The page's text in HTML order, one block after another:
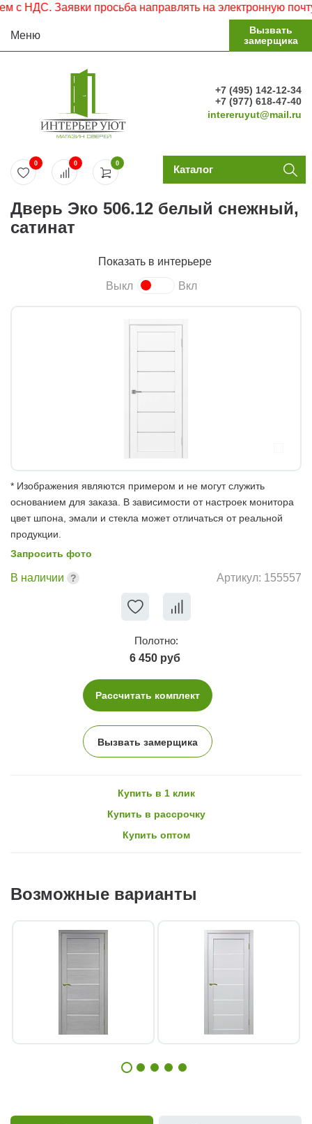
Заявки просьба направлять на электронную почту.
Меню
Вызвать
замерщика
+7 (495) 142-12-34
+7 (977) 618-47-40
intereruyut@mail.ru
0
0 0 Каталог
Дверь Эко 506.12 белый снежный,
сатинат
Показать в интерьере
Выкл Вкл
* Изображения являются примером и не могут служить
основанием для заказа. В зависимости от настроек монитора
цвет шпона, эмали и стекла может отличаться от реальной
продукции.
Запросить фото
В наличии Артикул: 155557
Полотно:
6 450 руб
Рассчитать комплект
Вызвать замерщика
Купить в 1 клик
Купить в рассрочку
Купить оптом
Возможные варианты